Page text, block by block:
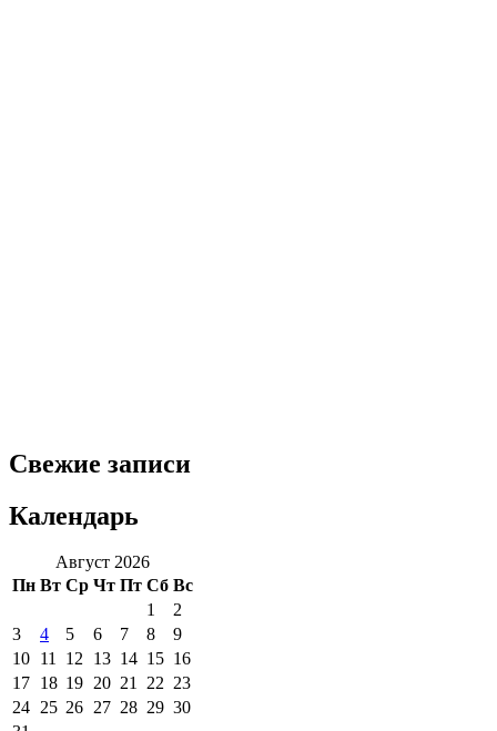
Свежие записи
Календарь
Август 2026
Пн Вт Ср Чт Пт Сб Вс
1
2
3
4 5 6 7 8
9
10 11 12 13 14 15 16
17 18 19 20 21 22 23
24 25 26 27 28 29 30